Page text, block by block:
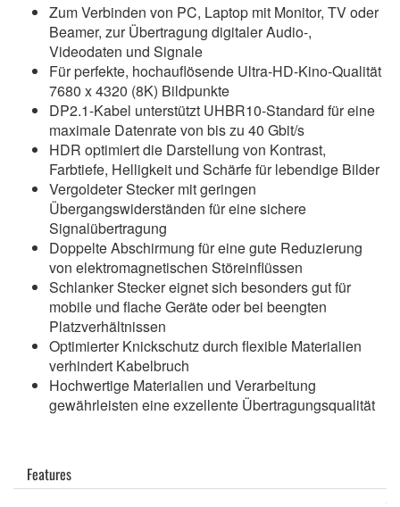
Zum Verbinden von PC, Laptop mit Monitor, TV oder
Beamer, zur Übertragung digitaler Audio-,
Videodaten und Signale
Für perfekte, hochauflösende Ultra-HD-Kino-Qualität
7680 x 4320 (8K) Bildpunkte
DP2.1-Kabel unterstützt UHBR10-Standard für eine
maximale Datenrate von bis zu 40 Gbit/s
HDR optimiert die Darstellung von Kontrast,
Farbtiefe, Helligkeit und Schärfe für lebendige Bilder
Vergoldeter Stecker mit geringen
Übergangswiderständen für eine sichere
Signalübertragung
Doppelte Abschirmung für eine gute Reduzierung
von elektromagnetischen Störeinflüssen
Schlanker Stecker eignet sich besonders gut für
mobile und flache Geräte oder bei beengten
Platzverhältnissen
Optimierter Knickschutz durch flexible Materialien
verhindert Kabelbruch
Hochwertige Materialien und Verarbeitung
gewährleisten eine exzellente Übertragungsqualität
Features